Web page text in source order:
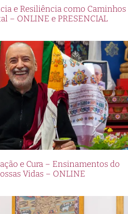
e Resiliência como Caminhos
– ONLINE e PRESENCIAL
e Cura – Ensinamentos do
Vidas – ONLINE